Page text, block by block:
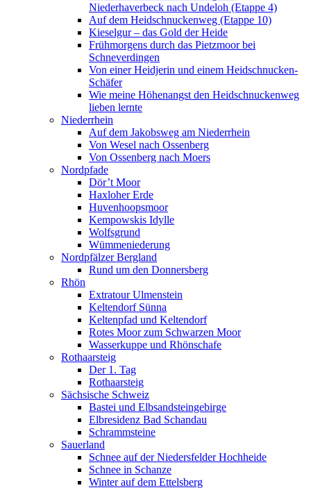
Niederhaverbeck nach Undeloh (Etappe 4)
Auf dem Heidschnuckenweg (Etappe 10)
Kieselgur – das Gold der Heide
Frühmorgens durch das Pietzmoor bei
Schneverdingen
Von einer Heidjerin und einem Heidschnucken-
Schäfer
Wie meine Höhenangst den Heidschnuckenweg
lieben lernte
Niederrhein
Auf dem Jakobsweg am Niederrhein
Von Wesel nach Ossenberg
Von Ossenberg nach Moers
Nordpfade
Dör’t Moor
Haxloher Erde
Huvenhoopsmoor
Kempowskis Idylle
Wolfsgrund
Wümmeniederung
Nordpfälzer Bergland
Rund um den Donnersberg
Rhön
Extratour Ulmenstein
Keltendorf Sünna
Keltenpfad und Keltendorf
Rotes Moor zum Schwarzen Moor
Wasserkuppe und Rhönschafe
Rothaarsteig
Der 1. Tag
Rothaarsteig
Sächsische Schweiz
Bastei und Elbsandsteingebirge
Elbresidenz Bad Schandau
Schrammsteine
Sauerland
Schnee auf der Niedersfelder Hochheide
Schnee in Schanze
Winter auf dem Ettelsberg